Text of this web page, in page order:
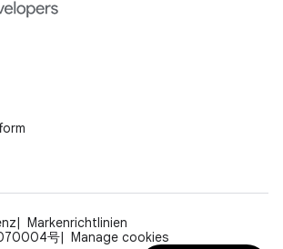
Markenrichtlinien
号
Manage cookies